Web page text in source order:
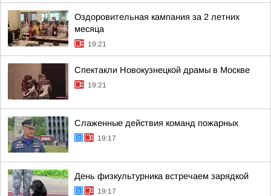
Оздоровительная кампания за 2 летних
месяца
19:21
Спектакли Новокузнецкой драмы в Москве
19:21
Слаженные действия команд пожарных
19:17
День физкультурника встречаем зарядкой
19:17